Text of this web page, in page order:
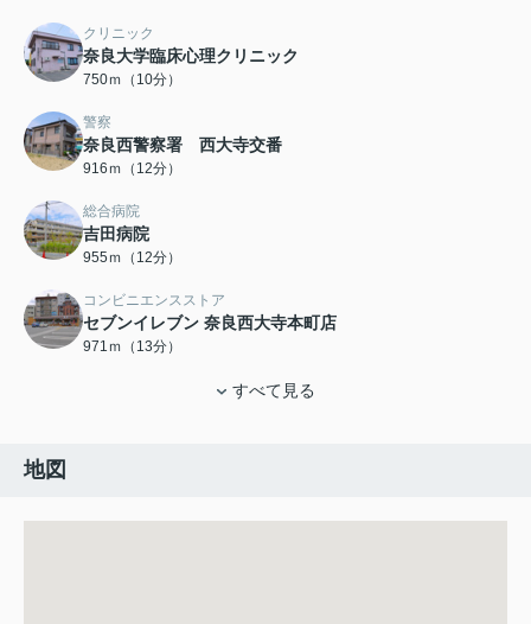
クリニック
奈良大学臨床心理クリニック
750ｍ（10分）
警察
奈良西警察署 西大寺交番
916ｍ（12分）
総合病院
吉田病院
955ｍ（12分）
コンビニエンスストア
セブンイレブン 奈良西大寺本町店
971ｍ（13分）
すべて見る
地図